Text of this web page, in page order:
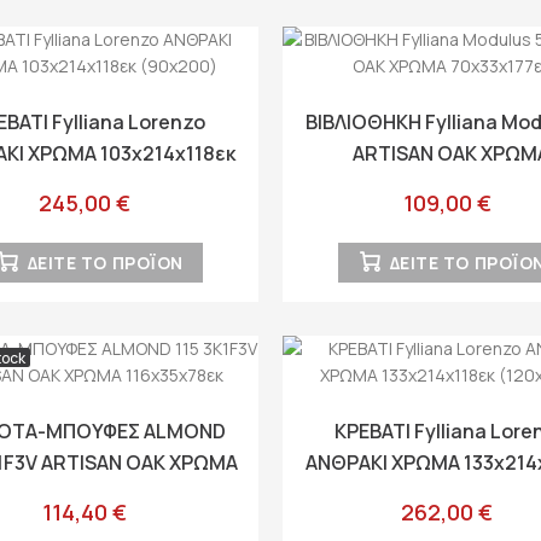
Fylliana Lorenzo
ΧΡΩΜΑ 103x214x118εκ
245,00 €
ΔΕΙΤΕ ΤΟ ΠΡΟΪΟΝ
ΒΙΒΛΙΟΘΗΚΗ Fylliana
ARTISAN OAK
109,00 €
ΔΕΙΤΕ ΤΟ
ΜΠΟΥΦΕΣ ALMOND
ARTISAN OAK ΧΡΩΜΑ
114,40 €
ΚΡΕΒΑΤΙ Fylliana
ΑΝΘΡΑΚΙ ΧΡΩΜΑ
262,00 €